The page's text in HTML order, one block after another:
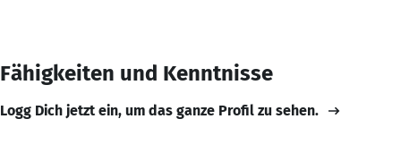
Fähigkeiten und Kenntnisse
Logg Dich jetzt ein, um das ganze Profil zu sehen.